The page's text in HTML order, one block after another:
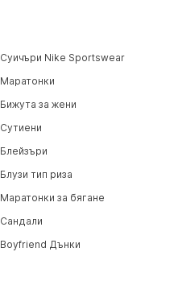
Суичъри Nike Sportswear
Маратонки
Бижута за жени
Сутиени
Блейзъри
Блузи тип риза
Маратонки за бягане
Сандали
Boyfriend Дънки